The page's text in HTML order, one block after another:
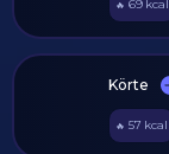
🔥 69 kcal
Körte
🔥 57 kcal